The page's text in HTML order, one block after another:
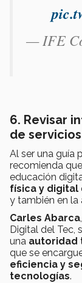
— IFE
6. Revisar
de servicios
Al ser una guía
recomienda
educación
física y digital
y también en la
Carles Abarca
Digital del Tec,
una autoridad
que se
eficiencia y
tecnologías.